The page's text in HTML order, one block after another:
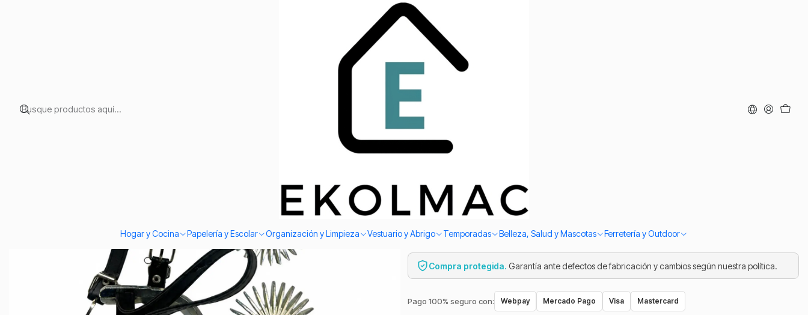
Hogar y Cocina Papelería y Escolar Organización y Limpieza Vestuario y Abrigo Temporadas Belleza, Salud y Mascotas Ferretería y Outdoor
Envío el mismo día en Santiago
Espuelas de Huaso Adulto Metálicas con Rueda Giratoria — Traje Típico Chileno Fiestas Patrias y Rodeo
|
Espuelas de Huaso Adulto
Metálicas con Rueda Giratoria —
Traje Típico Chileno Fiestas
Patrias y Rodeo
Cantidad
Agregar al Carro
Compra protegida. Garantía ante defectos de fabricación y cambios según nuestra política.
Pago 100% seguro con: Webpay Mercado Pago Visa Mastercard